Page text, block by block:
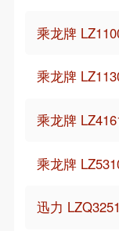
乘龙牌
乘龙牌
乘龙牌
乘龙牌
迅力